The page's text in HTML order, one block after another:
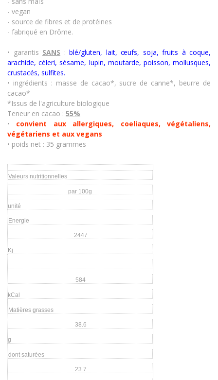
- vegan
- source de fibres et de protéines
- fabriqué en Drôme.
• garantis SANS : blé/gluten, lait, œufs, soja, fruits à coque,
arachide, céleri, sésame, lupin, moutarde, poisson, mollusques,
crustacés, sulfites.
• ingrédients : masse de cacao*, sucre de canne*, beurre de
cacao*
*Issus de l'agriculture biologique
Teneur en cacao : 55%
• convient aux allergiques, coeliaques, végétaliens,
végétariens et aux vegans
• poids net : 35 grammes
Valeurs nutritionnelles
par 100g
unité
Energie
2447
Kj
584
kCal
Matières grasses
38.6
g
dont saturées
23.7